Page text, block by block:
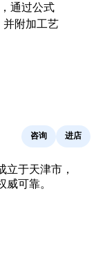
通过公式
并附加工艺
咨询 进店
立于天津市，
可靠。